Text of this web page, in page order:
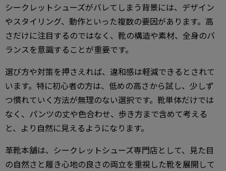
シークレットシューズがバレてしまう背景には、デザイン
やスタイリング、動作といった複数の要因があります。高
さだけに注目するのではなく、靴の構造や素材、全身のバ
ランスを意識することが重要です。
選び方や対策を押さえれば、違和感は軽減できるとされて
います。特に初心者の方は、低めの高さから試し、少しず
つ慣れていく方法が無理のない選択です。靴単体だけでは
なく、パンツの丈や色合わせ、歩き方まで含めて考える
と、より自然に見えるようになります。
革靴本舗は、シークレットシューズ専門店として、見た目
の自然さと履き心地の良さの両立を重視した靴を展開して